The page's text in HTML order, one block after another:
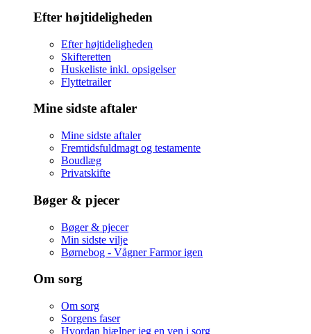
Efter højtideligheden
Efter højtideligheden
Skifteretten
Huskeliste inkl. opsigelser
Flyttetrailer
Mine sidste aftaler
Mine sidste aftaler
Fremtidsfuldmagt og testamente
Boudlæg
Privatskifte
Bøger & pjecer
Bøger & pjecer
Min sidste vilje
Børnebog - Vågner Farmor igen
Om sorg
Om sorg
Sorgens faser
Hvordan hjælper jeg en ven i sorg